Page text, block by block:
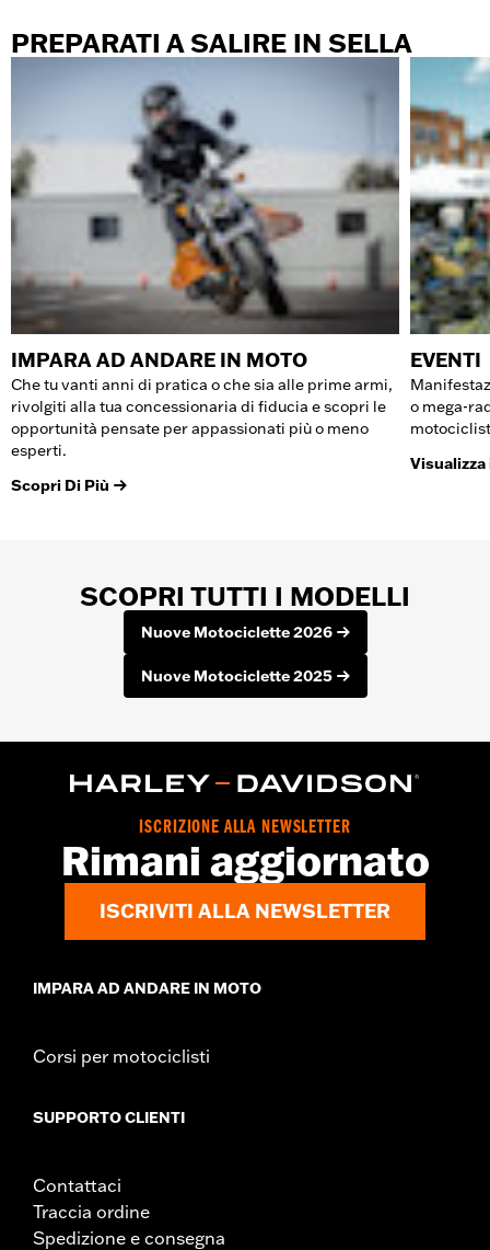
PREPARATI A SALIRE IN SELLA
IMPARA AD ANDARE IN MOTO
Che tu vanti anni di pratica o che sia alle prime armi,
rivolgiti alla tua concessionaria di fiducia e scopri le
opportunità pensate per appassionati più o meno
esperti.
Scopri Di Più
EVENTI
o mega-
SCOPRI TUTTI I MODELLI
Nuove Motociclette 2026
Nuove Motociclette 2025
ISCRIZIONE ALLA NEWSLETTER
Rimani aggiornato
ISCRIVITI ALLA NEWSLETTER
IMPARA AD ANDARE IN MOTO
Corsi per motociclisti
SUPPORTO CLIENTI
Contattaci
Traccia ordine
Spedizione e consegna